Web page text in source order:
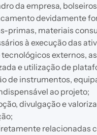
da empresa,
devidamente
primas, materiais
à execução das
externos,
e utilização de
de instrumentos,
ao projeto;
divulgação e
relacionadas